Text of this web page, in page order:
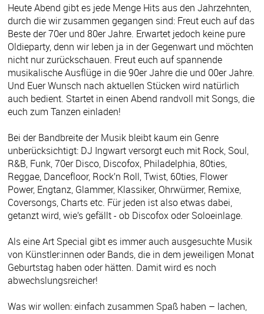
Heute Abend gibt es jede Menge Hits aus den Jahrzehnten,
durch die wir zusammen gegangen sind: Freut euch auf das
Beste der 70er und 80er Jahre. Erwartet jedoch keine pure
Oldieparty, denn wir leben ja in der Gegenwart und möchten
nicht nur zurückschauen. Freut euch auf spannende
musikalische Ausflüge in die 90er Jahre die und 00er Jahre.
Und Euer Wunsch nach aktuellen Stücken wird natürlich
auch bedient. Startet in einen Abend randvoll mit Songs, die
euch zum Tanzen einladen!
Bei der Bandbreite der Musik bleibt kaum ein Genre
unberücksichtigt: DJ Ingwart versorgt euch mit Rock, Soul,
R&B, Funk, 70er Disco, Discofox, Philadelphia, 80ties,
Reggae, Dancefloor, Rock’n Roll, Twist, 60ties, Flower
Power, Engtanz, Glammer, Klassiker, Ohrwürmer, Remixe,
Coversongs, Charts etc. Für jeden ist also etwas dabei,
getanzt wird, wie’s gefällt - ob Discofox oder Soloeinlage.
Als eine Art Special gibt es immer auch ausgesuchte Musik
von Künstler:innen oder Bands, die in dem jeweiligen Monat
Geburtstag haben oder hätten. Damit wird es noch
abwechslungsreicher!
Was wir wollen: einfach zusammen Spaß haben – lachen,